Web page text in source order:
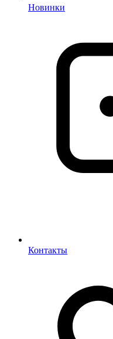
Новинки
Контакты